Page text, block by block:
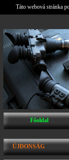
Táto webová stránka
Főoldal
ÚJDONSÁG